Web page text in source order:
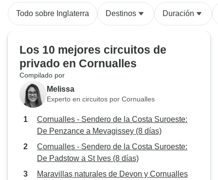
Todo sobre Inglaterra Destinos Duración
Los 10 mejores circuitos de
privado en Cornualles
Compilado por
Melissa
Experto en circuitos por Cornualles
Cornualles - Sendero de la Costa Suroeste:
De Penzance a Mevagissey (8 días)
Cornualles - Sendero de la Costa Suroeste:
De Padstow a St Ives (8 días)
Maravillas naturales de Devon y Cornualles